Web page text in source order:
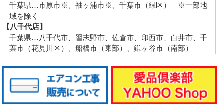
千葉県…市原市※、袖ヶ浦市※、千葉市（緑区） ※一部地
域を除く
【八千代店】
千葉県…八千代市、習志野市、佐倉市、印西市、白井市、千
葉市（花見川区）、船橋市（東部）、鎌ヶ谷市（南部）